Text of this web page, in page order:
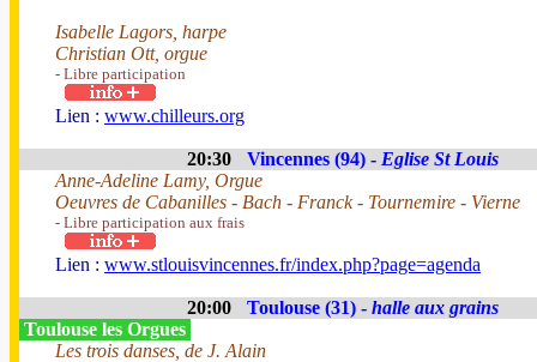
Isabelle Lagors, harpe
Christian Ott, orgue
- Libre participation
Lien : www.chilleurs.org
20:30 Vincennes (94) - Eglise St Louis
Anne-Adeline Lamy, Orgue
Oeuvres de Cabanilles - Bach - Franck - Tournemire - Vierne
- Libre participation aux frais
Lien : www.stlouisvincennes.fr/index.php?page=agenda
20:00 Toulouse (31) - halle aux grains
Toulouse les Orgues
Les trois danses, de J. Alain